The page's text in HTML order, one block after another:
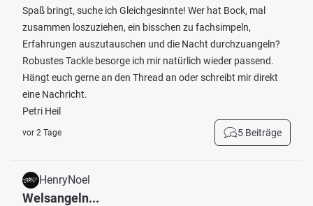
Spaß bringt, suche ich Gleichgesinnte! Wer hat Bock, mal
zusammen loszuziehen, ein bisschen zu fachsimpeln,
Erfahrungen auszutauschen und die Nacht durchzuangeln?
Robustes Tackle besorge ich mir natürlich wieder passend.
Hängt euch gerne an den Thread an oder schreibt mir direkt
eine Nachricht.
Petri Heil
vor 2 Tage 5 Beiträge
HenryNoel
Welsangeln...